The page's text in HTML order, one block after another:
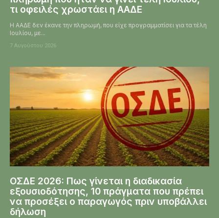
τι οφειλές χρωστάει η ΑΑΔΕ
Η ΑΑΔΕ δεν έκανε την πληρωμή, που είχε προγραμματίσει για τα τέλη
Ιουλίου, με...
7 Αυγούστου 2026
ΟΣΔΕ 2026: Πως γίνεται η διαδικασία
εξουσιοδότησης, 10 πράγματα που πρέπει
να προσέξει ο παραγωγός πριν υποβάλλει
δήλωση